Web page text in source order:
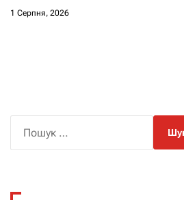
1 Серпня, 2026
к